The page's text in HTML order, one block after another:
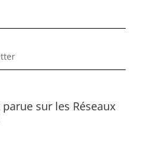
sur les Réseaux